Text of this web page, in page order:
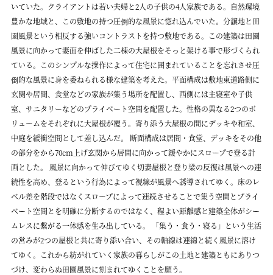
いていた。クライアントは若い夫婦と2人の子供の4人家族である。自然環境
豊かな地域と、この敷地の持つ圧倒的な風景に惚れ込んでいた。分譲地と田
園風景という相反する強いコントラストを持つ敷地である。この建築は田園
風景に向かって妻面を伸ばした二棟の大屋根をそっと架ける事で形づくられ
ている。このシンプルな操作によって住宅に囲まれていることを忘れさせ圧
倒的な風景に身を委ねられる様な建築を考えた。平面構成は敷地東道路側に
玄関や居間、食堂などの家族が集う場所を配置し、西側には主寝室や子供
室、サニタリーなどのプライベート空間を配置した。性格の異なる2つのボ
リュームをそれぞれに大屋根が覆う。寄り添う大屋根の間にデッキや和室、
中庭を緩衝空間として差し込んだ。 断面構成は居間・食堂、デッキをその他
の部分をから70cm上げ玄関から居間に向かって緩やかにスロープで登る計
画とした。 風景に向かって伸びてゆく切妻屋根と登り梁の反復は風景への連
続性を高め、登るという行為によって視線が風景へ誘導されてゆく。床のレ
ベル差を階段ではなくスロープによって連続させることで集う空間とプライ
ベート空間とを明確に分断するのではなく、程よい距離感と建築全体がシー
ムレスに繋がる一体感を生み出している。 「集う・食う・寝る」という生活
の営みが2つの屋根と共に寄り添い合い、その軸線は連綿と続く風景に溶け
てゆく。これから紡がれていく家族の暮らしがこの土地と建築ともにありつ
づけ、変わらぬ田園風景に刻まれてゆくことを願う。